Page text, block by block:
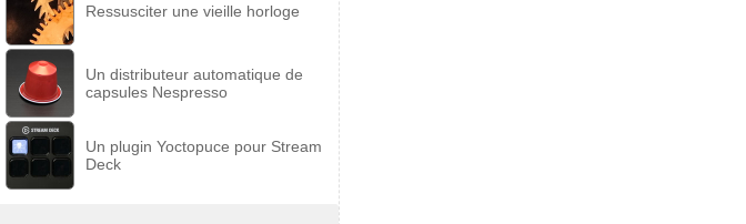
Ressusciter une vieille horloge
Un distributeur automatique de
capsules Nespresso
Un plugin Yoctopuce pour Stream
Deck